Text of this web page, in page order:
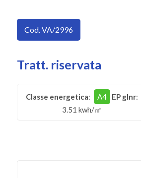
Cod. VA/2996
Tratt. riservata
Classe energetica: A4 EP glnr:
3.51 kwh/㎡
Tipologia